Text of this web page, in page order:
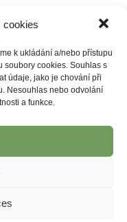
cookies
k ukládání a/nebo přístupu
soubory cookies. Souhlas s
údaje, jako je chování při
Nesouhlas nebo odvolání
a funkce.